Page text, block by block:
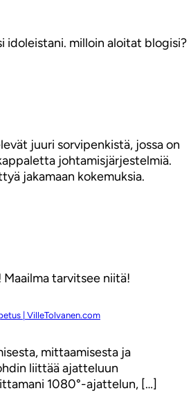
idoleistani. milloin aloitat blogisi?
juuri sorvipenkistä, jossa on
johtamisjärjestelmiä.
jakamaan kokemuksia.
tarvitsee niitä!
| VilleTolvanen.com
mittaamisesta ja
liittää ajatteluun
1080°-ajattelun, […]